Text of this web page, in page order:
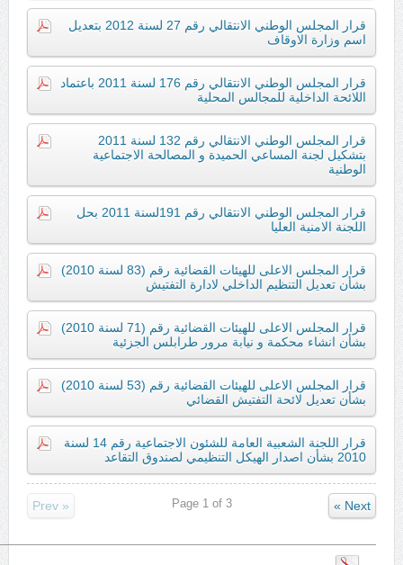
قرار المجلس الوطني الانتقالي رقم 27 لسنة 2012 بتعديل
اسم وزارة الاوقاف
قرار المجلس الوطني الانتقالي رقم 176 لسنة 2011 باعتماد
اللائحة الداخلية للمجالس المحلية
قرار المجلس الوطني الانتقالي رقم 132 لسنة 2011
بتشكيل لجنة المساعي الحميدة و المصالحة الاجتماعية
الوطنية
قرار المجلس الوطني الانتقالي رقم 191لسنة 2011 بحل
اللجنة الامنية العليا
قرار المجلس الاعلى للهيئات القضائية رقم (83 لسنة 2010)
بشأن تعديل التنظيم الداخلي لادارة التفتيش
قرار المجلس الاعلى للهيئات القضائية رقم (71 لسنة 2010)
بشأن انشاء محكمة و نيابة مرور طرابلس الجزئية
قرار المجلس الاعلى للهيئات القضائية رقم (53 لسنة 2010)
بشأن تعديل لائحة التفتيش القضائي
قرار اللجنة الشعبية العامة للشئون الاجتماعية رقم 14 لسنة
2010 بشأن اصدار الهيكل التنظيمي لصندوق التقاعد
Next »
Page 1of 3
« Prev